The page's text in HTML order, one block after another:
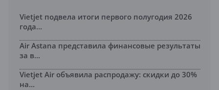
Vietjet подвела итоги первого полугодия 2026
года...
Air Astana представила финансовые результаты
за в...
Vietjet Air объявила распродажу: скидки до 30%
на...